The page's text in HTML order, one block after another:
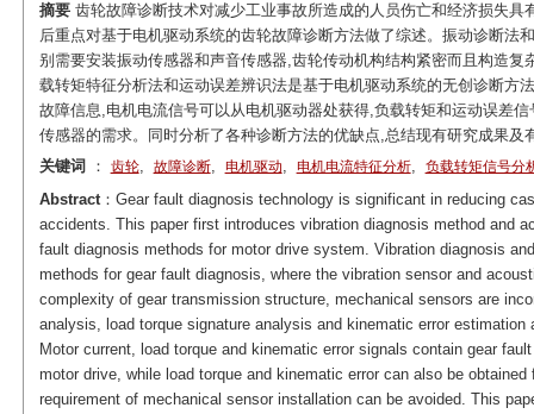
摘要齿轮故障诊断技术对减少工业事故所造成的人员伤亡和经济损失具
后重点对基于电机驱动系统的齿轮故障诊断方法做了综述。振动诊断法
别需要安装振动传感器和声音传感器,齿轮传动机构结构紧密而且构造
载转矩特征分析法和运动误差辨识法是基于电机驱动系统的无创诊断方
故障信息,电机电流信号可以从电机驱动器处获得,负载转矩和运动误差
传感器的需求。同时分析了各种诊断方法的优缺点,总结现有研究成果及
关键词
： 齿轮, 故障诊断, 电机驱动, 电机电流特征分析, 负载转矩信号分
Abstract：Gear fault diagnosis technology is significant in reducing
accidents. This paper first introduces vibration diagnosis method and
fault diagnosis methods for motor drive system. Vibration diagnosis
methods for gear fault diagnosis, where the vibration sensor and
complexity of gear transmission structure, mechanical sensors are
analysis, load torque signature analysis and kinematic error
Motor current, load torque and kinematic error signals contain gear
motor drive, while load torque and kinematic error can also be
requirement of mechanical sensor installation can be avoided. This